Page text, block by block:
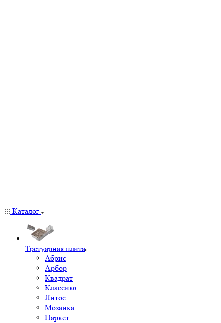
Каталог
Тротуарная плита
Абрис
Арбор
Квадрат
Классико
Литос
Мозаика
Паркет